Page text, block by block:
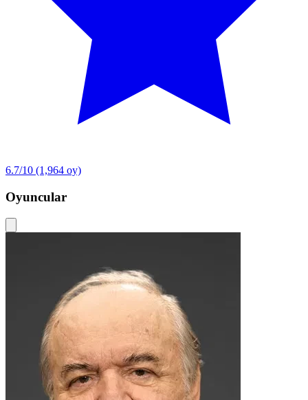
6.7/10 (1,964 oy)
Oyuncular